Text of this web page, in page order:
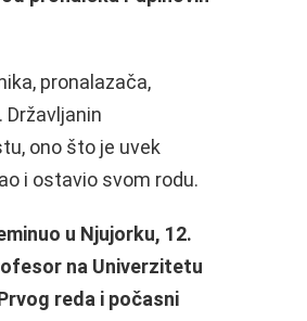
pronalazača,
Državljanin
ono što je uvek
i ostavio svom rodu.
u Njujorku, 12.
na Univerzitetu
reda i počasni